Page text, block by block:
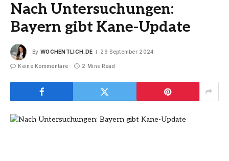
Nach Untersuchungen:
Bayern gibt Kane-Update
By WOCHENTLICH.DE 29 September 2024
Keine Kommentare 2 Mins Read